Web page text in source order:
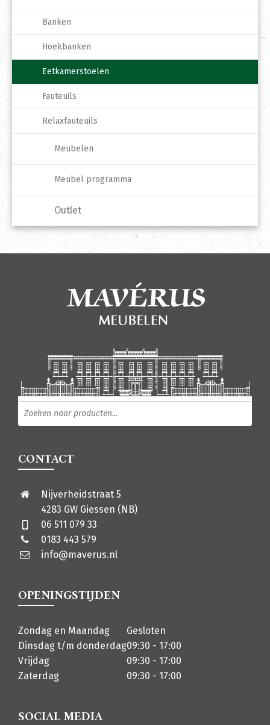
Banken
Hoekbanken
Eetkamerstoelen
Fauteuils
Relaxfauteuils
Meubelen
Meubel programma
Outlet
Producten zoeken
CONTACT
Nijverheidstraat 5
4283 GW Giessen (NB)
06 511 079 33
0183 443 579
info@maverus.nl
OPENINGSTIJDEN
Zondag en Maandag
Gesloten
Dinsdag t/m donderdag09:30 - 17:00
Vrijdag
09:30 - 17:00
Zaterdag
09:30 - 17:00
SOCIAL MEDIA